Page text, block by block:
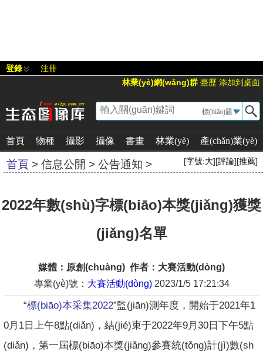
登錄
注冊
林業(yè)網(wǎng)群 臺歷 添加到桌面
▼
首頁 物種 攝影 攝像 書畫 林業(yè) 產(chǎn)業(yè)
首頁 > 信息公開 > 公告通知 > [字號:大][評論][推薦]
2022年數(shù)字標(biāo)本獎(jiǎng)獲獎
(jiǎng)名單
媒體：原創(chuàng) 作者：大賽活動(dòng)
專業(yè)號： 大賽活動(dòng) 2023/1/5 17:21:34
“標(biāo)本采集2022”監(jiān)測年度，開始于2021年1
0月1日上午8點(diǎn)，結(jié)束于2022年9月30日下午5點
(diǎn)，第一屆標(biāo)本獎(jiǎng)參賽統(tǒng)計(jì)數(sh